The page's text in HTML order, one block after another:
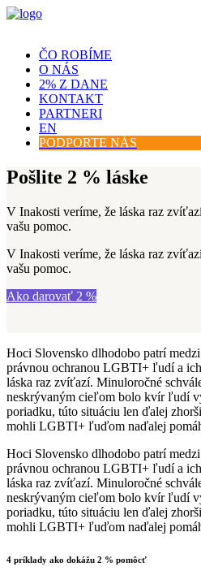
ČO ROBÍME
O NÁS
2% Z DANE
KONTAKT
PARTNERI
EN
PODPORTE NÁS
Pošlite 2 % láske
V Inakosti veríme, že láska raz
vašu pomoc.
V Inakosti veríme, že láska raz
vašu pomoc.
Ako darovať 2 %
Hoci Slovensko dlhodobo patrí
právnou ochranou LGBTI+ ľudí a
láska raz zvíťazí. Minuloročné
neskrývaným cieľom bolo kvír ľudí
poriadku, túto situáciu len ďalej
mohli LGBTI+ ľuďom naďalej
Hoci Slovensko dlhodobo patrí
právnou ochranou LGBTI+ ľudí a
láska raz zvíťazí. Minuloročné
neskrývaným cieľom bolo kvír ľudí
poriadku, túto situáciu len ďalej
mohli LGBTI+ ľuďom naďalej
4 príklady ako dokážu 2 % pomôcť